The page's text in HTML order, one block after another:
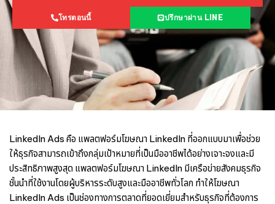
โทรตอนนี้ ปรึกษาผ่าน LINE
LinkedIn Ads คือ แพลตฟอร์มโฆษณา LinkedIn ที่ออกแบบมาเพื่อช่วย
ให้ธุรกิจสามารถเข้าถึงกลุ่มเป้าหมายที่เป็นมืออาชีพได้อย่างเจาะจงและมี
ประสิทธิภาพสูงสุด แพลตฟอร์มโฆษณา LinkedIn มีเครือข่ายสังคมธุรกิจ
ชั้นนำที่ใช้งานโดยผู้บริหารระดับสูงและมืออาชีพทั่วโลก ทำให้โฆษณา
LinkedIn Ads เป็นช่องทางการตลาดที่ยอดเยี่ยมสำหรับธุรกิจที่ต้องการ